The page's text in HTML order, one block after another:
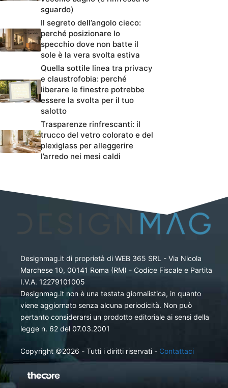
sguardo)
Il segreto dell’angolo cieco:
perché posizionare lo
specchio dove non batte il
sole è la vera svolta estiva
Quella sottile linea tra privacy
e claustrofobia: perché
liberare le finestre potrebbe
essere la svolta per il tuo
salotto
Trasparenze rinfrescanti: il
trucco del vetro colorato e del
plexiglass per alleggerire
l’arredo nei mesi caldi
Designmag.it di proprietà di WEB 365 SRL - Via Nicola
Marchese 10, 00141 Roma (RM) - Codice Fiscale e Partita
I.V.A. 12279101005
Designmag.it non è una testata giornalistica, in quanto
viene aggiornato senza alcuna periodicità. Non può
pertanto considerarsi un prodotto editoriale ai sensi della
legge n. 62 del 07.03.2001
Copyright ©2026 - Tutti i diritti riservati - Contattaci